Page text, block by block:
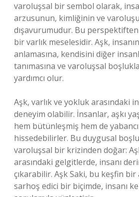
varoluşsal bir sembol olarak,
arzusunun, kimliğinin ve
dışavurumudur. Bu perspektiften
bir varlık meselesidir. Aşk,
anlamasına, kendisini diğer
tanımasına ve varoluşsal
yardımcı olur.
Aşk, varlık ve yokluk arasındaki
deneyim olabilir. İnsanlar, aşkı
hem bütünleşmiş hem de
hissedebilirler. Bu duygusal
varoluşsal bir krizinden doğar:
arasındaki gelgitlerde, insanı
çıkarabilir. Aşk Saki, bu keşfin bir
sarhoş edici bir biçimde, insanı